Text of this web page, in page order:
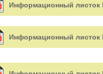
Информационный листок
Информационный листок